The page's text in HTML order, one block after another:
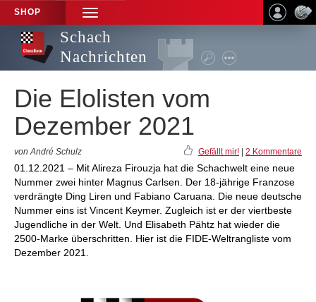
SHOP
TOGGLE
NAVIGATION
Schach
Nachrichten
Die Elolisten vom
Dezember 2021
von André Schulz Gefällt mir! 2 Kommentare
01.12.2021 – Mit Alireza Firouzja hat die Schachwelt eine neue
Nummer zwei hinter Magnus Carlsen. Der 18-jährige Franzose
verdrängte Ding Liren und Fabiano Caruana. Die neue deutsche
Nummer eins ist Vincent Keymer. Zugleich ist er der viertbeste
Jugendliche in der Welt. Und Elisabeth Pähtz hat wieder die
2500-Marke überschritten. Hier ist die FIDE-Weltrangliste vom
Dezember 2021.